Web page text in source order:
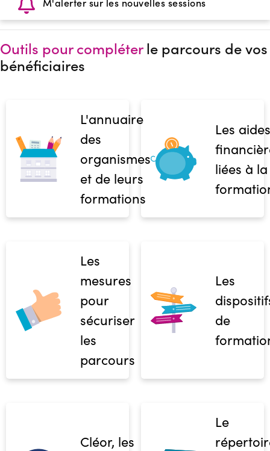
M'alerter sur les nouvelles sessions
Outils pour compléterle parcours de vos
bénéficiaires
L'annuaire
des
organismes
et de leurs
formations
Les aides
liées à la
Les
mesures
pour
sécuriser
les
parcours
Les
de
Cléor, les
Le